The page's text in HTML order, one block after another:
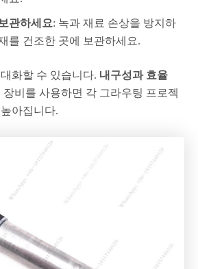
관하세요: 녹과 재료 손상을 방지하
를 건조한 곳에 보관하세요.
화할 수 있습니다. 내구성과 효율
장비를 사용하면 각 그라우팅 프로젝
아집니다.